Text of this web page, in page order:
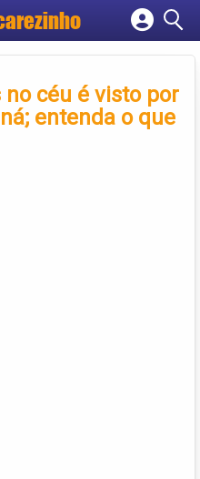
empresa
conta
no céu é visto por
entenda o que